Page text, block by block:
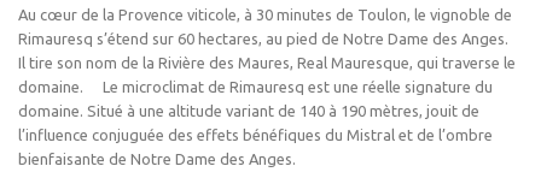
Au cœur de la Provence viticole, à 30 minutes de Toulon, le vignoble de
Rimauresq s’étend sur 60 hectares, au pied de Notre Dame des Anges.
Il tire son nom de la Rivière des Maures, Real Mauresque, qui traverse le
domaine. Le microclimat de Rimauresq est une réelle signature du
domaine. Situé à une altitude variant de 140 à 190 mètres, jouit de
l’influence conjuguée des effets bénéfiques du Mistral et de l’ombre
bienfaisante de Notre Dame des Anges.